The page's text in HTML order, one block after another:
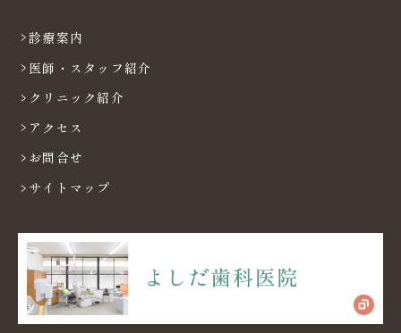
診療案内
医師・スタッフ紹介
クリニック紹介
アクセス
お問合せ
サイトマップ